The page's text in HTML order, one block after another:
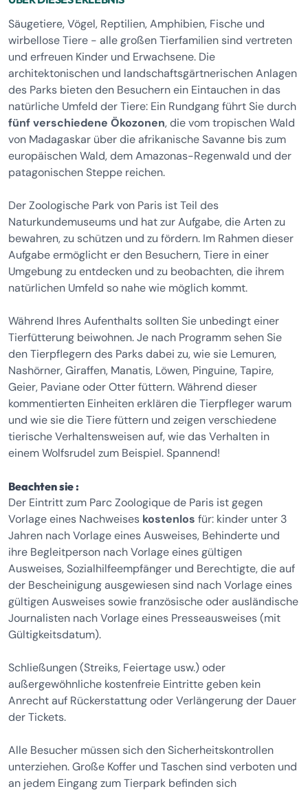
Säugetiere, Vögel, Reptilien, Amphibien, Fische und
wirbellose Tiere - alle großen Tierfamilien sind vertreten
und erfreuen Kinder und Erwachsene. Die
architektonischen und landschaftsgärtnerischen Anlagen
des Parks bieten den Besuchern ein Eintauchen in das
natürliche Umfeld der Tiere: Ein Rundgang führt Sie durch
fünf verschiedene Ökozonen, die vom tropischen Wald
von Madagaskar über die afrikanische Savanne bis zum
europäischen Wald, dem Amazonas-Regenwald und der
patagonischen Steppe reichen.
Der Zoologische Park von Paris ist Teil des
Naturkundemuseums und hat zur Aufgabe, die Arten zu
bewahren, zu schützen und zu fördern. Im Rahmen dieser
Aufgabe ermöglicht er den Besuchern, Tiere in einer
Umgebung zu entdecken und zu beobachten, die ihrem
natürlichen Umfeld so nahe wie möglich kommt.
Während Ihres Aufenthalts sollten Sie unbedingt einer
Tierfütterung beiwohnen. Je nach Programm sehen Sie
den Tierpflegern des Parks dabei zu, wie sie Lemuren,
Nashörner, Giraffen, Manatis, Löwen, Pinguine, Tapire,
Geier, Paviane oder Otter füttern. Während dieser
kommentierten Einheiten erklären die Tierpfleger warum
und wie sie die Tiere füttern und zeigen verschiedene
tierische Verhaltensweisen auf, wie das Verhalten in
einem Wolfsrudel zum Beispiel. Spannend!
Beachten sie :
Der Eintritt zum Parc Zoologique de Paris ist gegen
Vorlage eines Nachweises kostenlos für: kinder unter 3
Jahren nach Vorlage eines Ausweises, Behinderte und
ihre Begleitperson nach Vorlage eines gültigen
Ausweises, Sozialhilfeempfänger und Berechtigte, die auf
der Bescheinigung ausgewiesen sind nach Vorlage eines
gültigen Ausweises sowie französische oder ausländische
Journalisten nach Vorlage eines Presseausweises (mit
Gültigkeitsdatum).
Schließungen (Streiks, Feiertage usw.) oder
außergewöhnliche kostenfreie Eintritte geben kein
Anrecht auf Rückerstattung oder Verlängerung der Dauer
der Tickets.
Alle Besucher müssen sich den Sicherheitskontrollen
unterziehen. Große Koffer und Taschen sind verboten und
an jedem Eingang zum Tierpark befinden sich